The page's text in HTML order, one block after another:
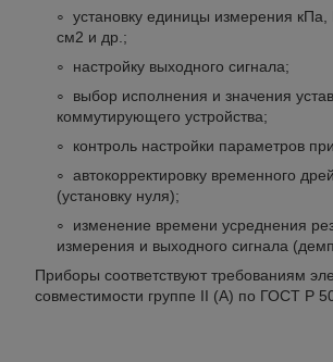
установку единицы измерения
см2 и др.;
настройку выходного сигнала;
выбор исполнения и значения
коммутирующего устройства;
контроль настройки параметров
автокорректировку временного
(установку нуля);
изменение времени усреднения
измерения и выходного сигнала
Приборы соответствуют требованиям
совместимости группе II (А) по ГОСТ Р